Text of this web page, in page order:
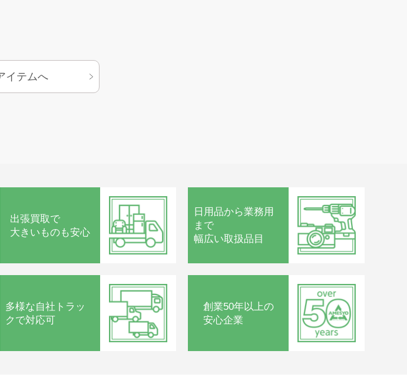
イテムへ
出張買取で
大きいものも安心
日用品から業務用
まで
幅広い取扱品目
多様な自社トラッ
クで対応可
創業50年以上の
安心企業